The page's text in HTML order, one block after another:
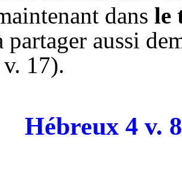
dans le
partager aussi
17).
Hébreux 4 v.